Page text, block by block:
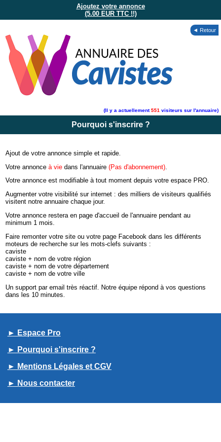
Ajoutez votre annonce
(5.00 EUR TTC !!)
◄ Retour
(Il y a actuellement551 visiteurs sur l'annuaire)
Pourquoi s'inscrire ?
Ajout de votre annonce simple et rapide.
Votre annonceà vie dans l'annuaire(Pas d'abonnement)
Votre annonce est modifiable à tout moment depuis votre espace PRO.
Augmenter votre visibilité sur internet : des milliers de visiteurs qualifiés
visitent notre annuaire chaque jour.
Votre annonce restera en page d'accueil de l'annuaire pendant au
minimum 1 mois.
Faire remonter votre site ou votre page Facebook dans les différents
moteurs de recherche sur les mots-clefs suivants :
caviste
caviste + nom de votre région
caviste + nom de votre département
caviste + nom de votre ville
Un support par email très réactif. Notre équipe répond à vos questions
dans les 10 minutes.
► Espace Pro
► Pourquoi s'inscrire ?
► Mentions Légales et CGV
► Nous contacter